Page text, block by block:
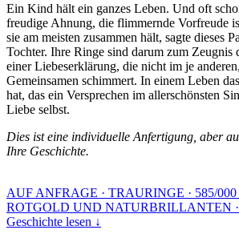
Ein Kind hält ein ganzes Leben. Und oft
freudige Ahnung, die flimmernde Vorfreude
sie am meisten zusammen hält, sagte dieses
Tochter. Ihre Ringe sind darum zum Zeugnis
einer Liebeserklärung, die nicht im je
Gemeinsamen schimmert. In einem Leben
hat, das ein Versprechen im allerschönsten
Liebe selbst.
Dies ist eine individuelle Anfertigung, aber
Ihre Geschichte.
AUF ANFRAGE · TRAURINGE · 585/
ROTGOLD UND NATURBRILLANTEN ·
Geschichte lesen ↓